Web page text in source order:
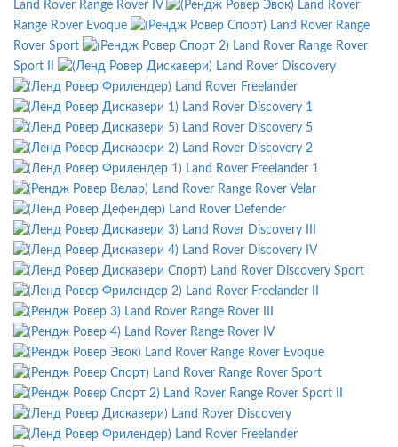
Land Rover Range Rover IV
Land Rover
Range Rover Evoque
Land Rover Range
Rover Sport
Land Rover Range Rover
Sport II
Land Rover Discovery
Land Rover Freelander
Land Rover Discovery 1
Land Rover Discovery 5
Land Rover Discovery 2
Land Rover Freelander 1
Land Rover Range Rover Velar
Land Rover Defender
Land Rover Discovery III
Land Rover Discovery IV
Land Rover Discovery Sport
Land Rover Freelander II
Land Rover Range Rover III
Land Rover Range Rover IV
Land Rover Range Rover Evoque
Land Rover Range Rover Sport
Land Rover Range Rover Sport II
Land Rover Discovery
Land Rover Freelander